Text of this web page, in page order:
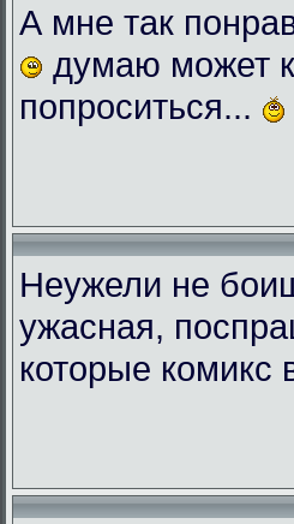
А мне так
думаю может
попроситься...
Неужели не
ужасная,
которые комикс